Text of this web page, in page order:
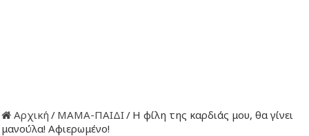
Αρχική / ΜΑΜΑ-ΠΑΙΔΙ/ Η φίλη της καρδιάς μου, θα γίνει
μανούλα! Αφιερωμένο!